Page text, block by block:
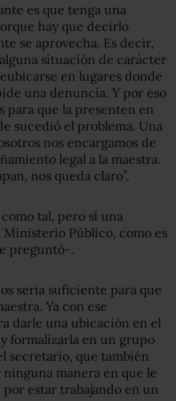
es que tenga una
hay que decirlo
se aprovecha. Es decir,
situación de carácter
en lugares donde
una denuncia. Y por eso
para que la presenten en
sucedió el problema. Una
nos encargamos de
legal a la maestra.
nos queda claro”.
tal, pero sí una
Público, como es
preguntó-.
sería suficiente para que
Ya con ese
darle una ubicación en el
formalizarla en un grupo
secretario, que también
manera en que le
por estar trabajando en un